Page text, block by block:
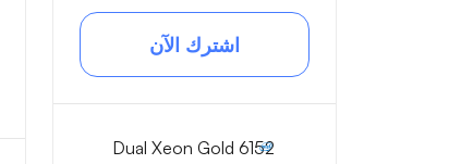
اشترك الآن
Dual Xeon Gold 6152